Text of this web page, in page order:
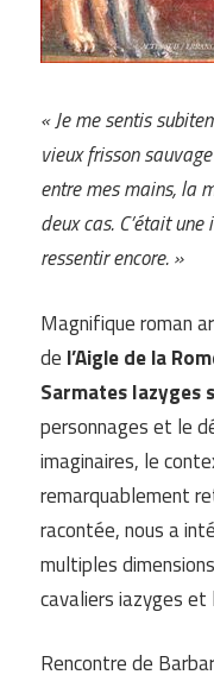
« Je me sentis
vieux frisson
entre mes mains, la
deux cas. C’était
ressentir encore. »
Magnifique roman
de l’Aigle de la
Sarmates Iazyges
personnages et le
imaginaires, le
remarquablement
racontée, nous a
multiples
cavaliers iazyges et
Rencontre de